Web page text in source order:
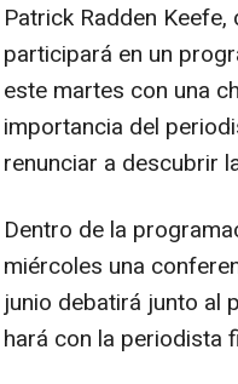
Patrick Radden
participará en un
este martes con una
importancia del
renunciar a descubrir
Dentro de la
miércoles una
junio debatirá junto al
hará con la periodista